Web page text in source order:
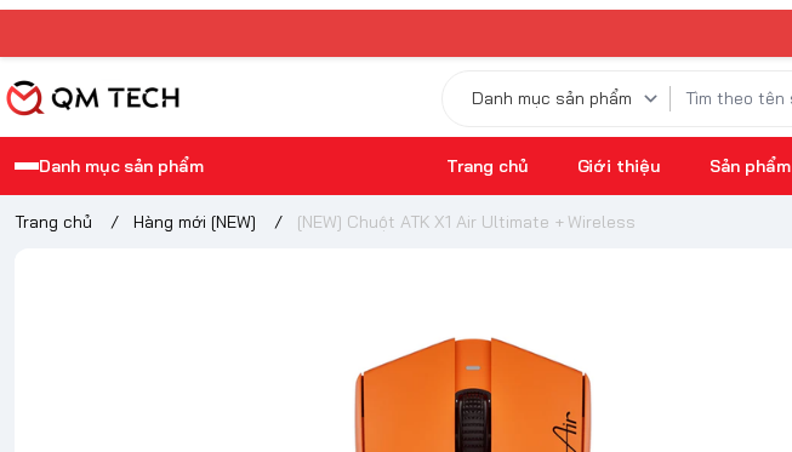
Danh mục sản phẩm Trang chủ Giới thiệu Sản phẩm
Trang chủ / Hàng mới [NEW] / [NEW] Chuột ATK X1 Air Ultimate + Wireless